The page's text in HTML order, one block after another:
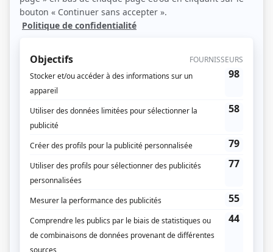
Réalisation
Guy Hoffmann
Textes
Jean-Louis Roux
Musique
Compagnie de production
Niagara Films
Diffuseur(s)
Radio-Canada
Dates de diffusion
Le 3 décembre 1961